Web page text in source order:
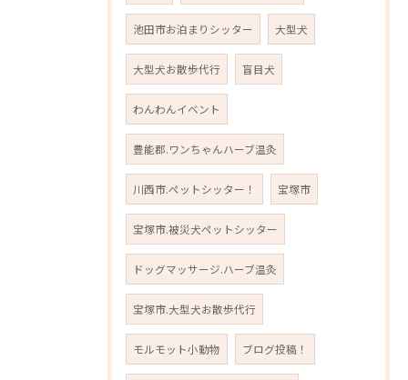
池田市お泊まりシッター 大型犬
大型犬お散歩代行 盲目犬
わんわんイベント
豊能郡.ワンちゃんハーブ温灸
川西市.ペットシッター！ 宝塚市
宝塚市.被災犬ペットシッター
ドッグマッサージ.ハーブ温灸
宝塚市.大型犬お散歩代行
モルモット小動物 ブログ投稿！